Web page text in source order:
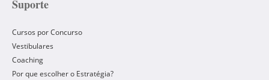
Suporte
Cursos por Concurso
Vestibulares
Coaching
Por que escolher o Estratégia?